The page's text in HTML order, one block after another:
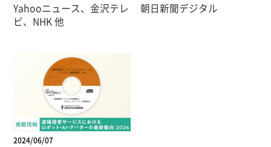
Yahooニュース、金沢テレ
ビ、NHK 他
朝日新聞デジタル
2024/06/07